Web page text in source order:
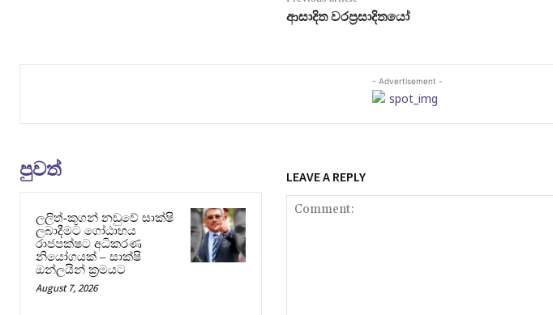
ආසාදිත වරප්‍රසාදිතයෝ
- Advertisement -
පුවත්
ලලිත්-කූගන් නඩුවේ සාක්ෂි
ලබාදීමට ගෝඨාභය
රාජපක්ෂට අධිකරණ
නියෝගයක් – සාක්ෂි
ඔන්ලයින් ක්‍රමයට
August 7, 2026
LEAVE A REPLY